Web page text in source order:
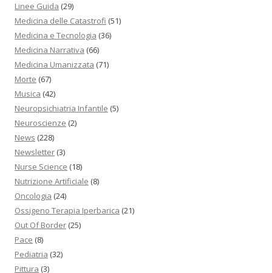
Linee Guida (29)
Medicina delle Catastrofi (51)
Medicina e Tecnologia (36)
Medicina Narrativa (66)
Medicina Umanizzata (71)
Morte (67)
Musica (42)
Neuropsichiatria Infantile (5)
Neuroscienze (2)
News (228)
Newsletter (3)
Nurse Science (18)
Nutrizione Artificiale (8)
Oncologia (24)
Ossigeno Terapia Iperbarica (21)
Out Of Border (25)
Pace (8)
Pediatria (32)
Pittura (3)